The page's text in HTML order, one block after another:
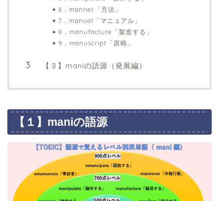
6．manner「方法」
7．manual「マニュアル」
8．manufacture「製造する」
9．manuscript「原稿」
【３】maniの語源（発展編）
【１】maniの語源